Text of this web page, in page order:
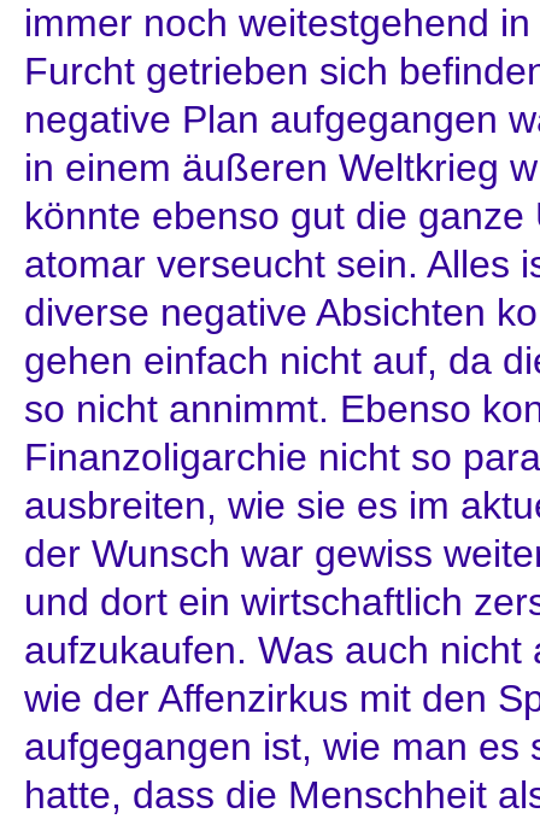
immer noch weitestgehend
Furcht getrieben sich
negative Plan aufgegangen
in einem äußeren Weltkrieg
könnte ebenso gut die
atomar verseucht sein. Alles
diverse negative Absichten
gehen einfach nicht auf, da
so nicht annimmt. Ebenso
Finanzoligarchie nicht so
ausbreiten, wie sie es im
der Wunsch war gewiss
und dort ein wirtschaftlich
aufzukaufen. Was auch
wie der Affenzirkus mit den
aufgegangen ist, wie man es
hatte, dass die Menschheit